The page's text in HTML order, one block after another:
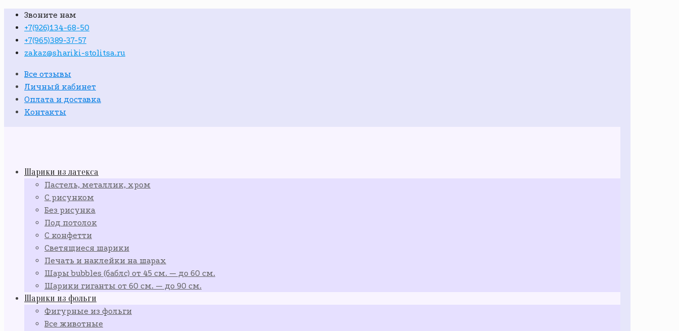
Звоните нам
+7(926)134-68-50
+7(965)389-37-57
zakaz@shariki-stolitsa.ru
Все отзывы
Личный кабинет
Оплата и доставка
Контакты
Шарики из латекса
Пастель, металлик, хром
С рисунком
Без рисунка
Под потолок
С конфетти
Светящиеся шарики
Печать и наклейки на шарах
Шары bubbles (баблс) от 45 см. — до 60 см.
Шарики гиганты от 60 см. — до 90 см.
Шарики из фольги
Фигурные из фольги
Все животные